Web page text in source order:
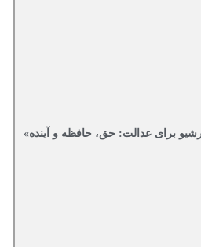
برای عدالت: حق، حافظه و آینده»